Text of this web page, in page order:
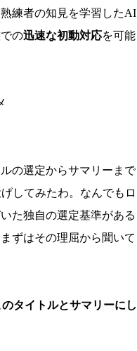
練者の知見を学習したAI
の迅速な初動対応を可能
の選定からサマリーまで
してみたわ。なんでもロ
た独自の選定基準がある
ずはその理屈から聞いて
タイトルとサマリーにし